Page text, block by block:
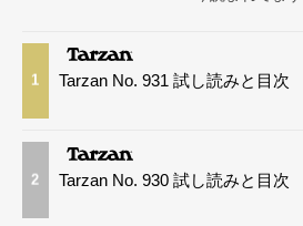
1 Tarzan No. 931 試し読みと目次
2 Tarzan No. 930 試し読みと目次